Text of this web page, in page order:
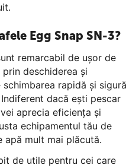
Egg Snap SN-3?
remarcabil de ușor de
deschiderea și
rapidă și sigură
dacă ești pescar
aprecia eficiența și
echipamentul tău de
apă mult mai plăcută.
de utile pentru cei care